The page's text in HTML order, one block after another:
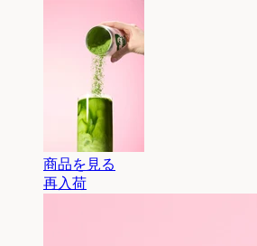
商品を見る
再入荷